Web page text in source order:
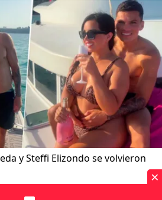
y Steffi Elizondo se volvieron
×